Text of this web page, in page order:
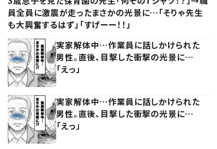
員全員に激震が走ったまさかの光景に…「そりゃ先生
も大興奮するはず」「すげーー！！」
実家解体中…作業員に話しかけられた
男性。直後、目撃した衝撃の光景に…
「えっ」
実家解体中…作業員に話しかけられた
男性。直後、目撃した衝撃の光景に…
「えっ」